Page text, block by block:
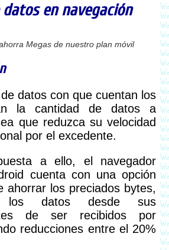
datos en navegación
Megas de nuestro plan móvil
la cantidad de datos a
que reduzca su velocidad
por el excedente.
cuenta con una opción
ahorrar los preciados bytes,
los datos desde sus
de ser recibidos por
reducciones entre el 20%